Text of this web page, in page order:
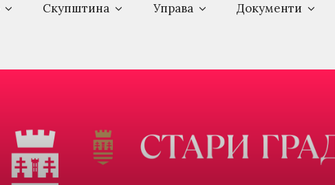
Скупштина Управа Документи